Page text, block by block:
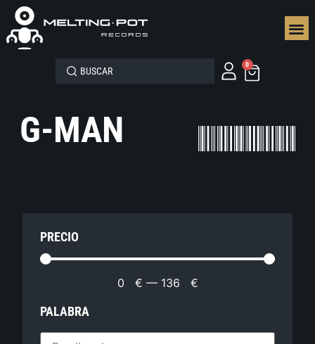
0
G-MAN
PRECIO
0 € — 136 €
PALABRA